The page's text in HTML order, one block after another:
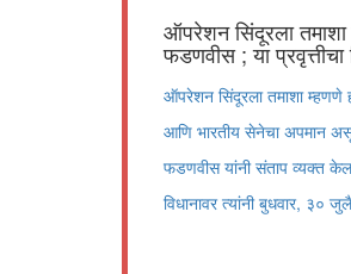
ऑपरेशन सिंदूरला तमाशा
फडणवीस ; या
ऑपरेशन सिंदूरला तमाशा म्हणणे
आणि भारतीय सेनेचा अपमान
फडणवीस यांनी संताप व्यक्त
विधानावर त्यांनी बुधवार, ३०